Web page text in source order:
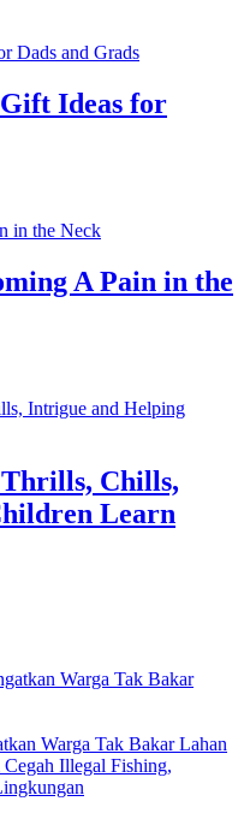
Ideas for
A Pain in the
Thrills, Chills,
Learn
Warga Tak Bakar Lahan